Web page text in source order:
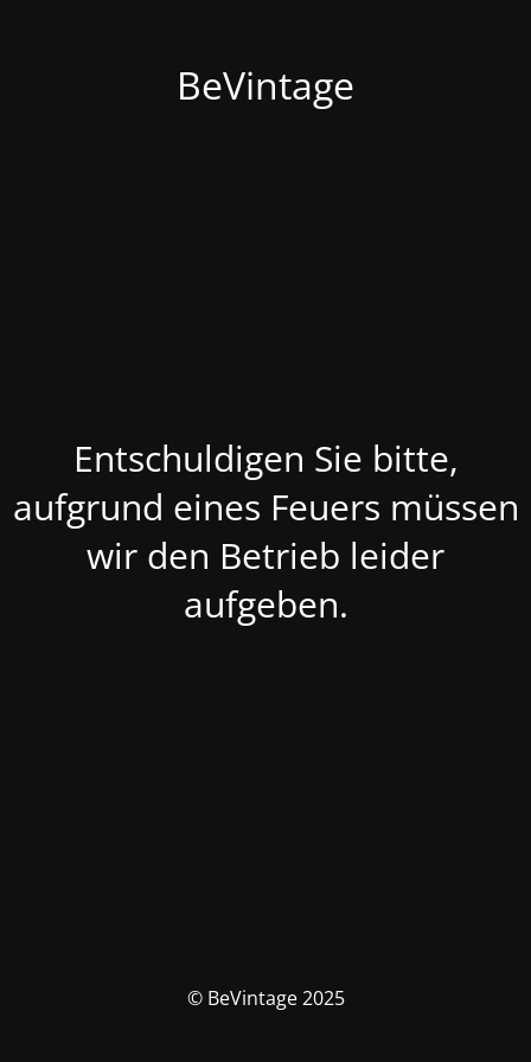
BeVintage
Entschuldigen Sie bitte,
aufgrund eines Feuers müssen
wir den Betrieb leider
aufgeben.
© BeVintage 2025